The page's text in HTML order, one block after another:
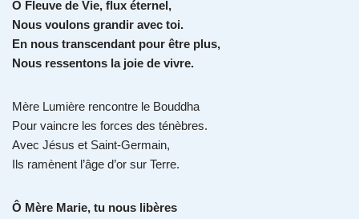
Ô Fleuve de Vie, flux éternel,
Nous voulons grandir avec toi.
En nous transcendant pour être plus,
Nous ressentons la joie de vivre.
Mère Lumière rencontre le Bouddha
Pour vaincre les forces des ténèbres.
Avec Jésus et Saint-Germain,
Ils ramènent l’âge d’or sur Terre.
Ô Mère Marie, tu nous libères